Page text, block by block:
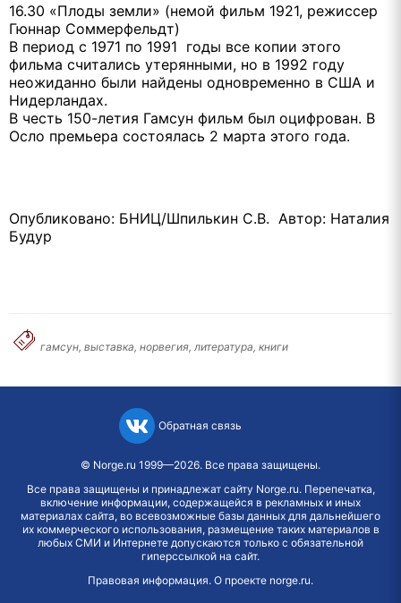
16.30 «Плоды земли» (немой фильм 1921, режиссер
Гюннар Соммерфельдт)
В период с 1971 по 1991 годы все копии этого
фильма считались утерянными, но в 1992 году
неожиданно были найдены одновременно в США и
Нидерландах.
В честь 150-летия Гамсун фильм был оцифрован. В
Осло премьера состоялась 2 марта этого года.
Опубликовано: БНИЦ/Шпилькин С.В. Автор: Наталия
Будур
гамсун, выставка, норвегия, литература, книги
Обратная связь
© Norge.ru 1999—2026. Все права защищены.
Все права защищены и принадлежат сайту Norge.ru. Перепечатка,
включение информации, содержащейся в рекламных и иных
материалах сайта, во всевозможные базы данных для дальнейшего
их коммерческого использования, размещение таких материалов в
любых СМИ и Интернете допускаются только с обязательной
гиперссылкой на сайт.
Правовая информация. О проекте norge.ru.